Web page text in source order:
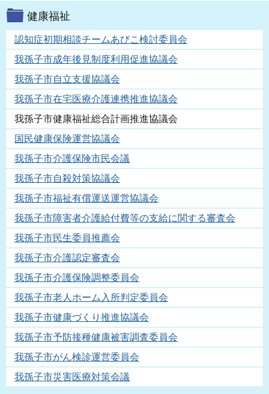
健康福祉
認知症初期相談チームあびこ検討委員会
我孫子市成年後見制度利用促進協議会
我孫子市自立支援協議会
我孫子市在宅医療介護連携推進協議会
我孫子市健康福祉総合計画推進協議会
国民健康保険運営協議会
我孫子市介護保険市民会議
我孫子市自殺対策協議会
我孫子市福祉有償運送運営協議会
我孫子市障害者介護給付費等の支給に関する審査会
我孫子市民生委員推薦会
我孫子市介護認定審査会
我孫子市介護保険調整委員会
我孫子市老人ホーム入所判定委員会
我孫子市健康づくり推進協議会
我孫子市予防接種健康被害調査委員会
我孫子市がん検診運営委員会
我孫子市災害医療対策会議